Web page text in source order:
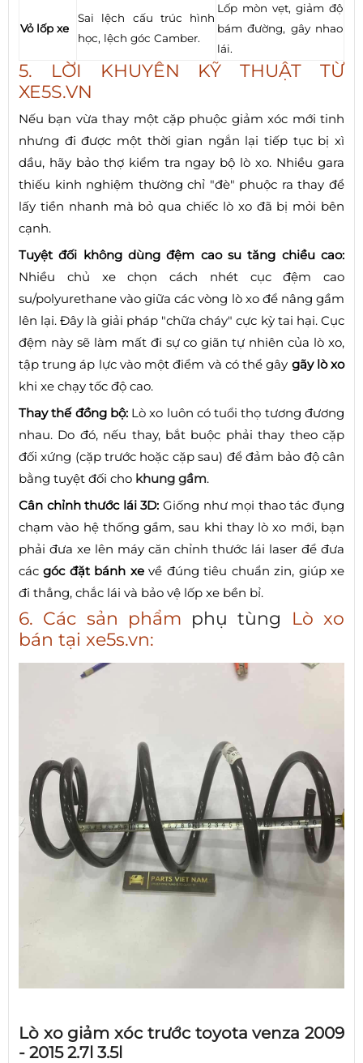
Vỏ lốp xe
Sai lệch cấu trúc hình
học, lệch góc Camber.
Lốp mòn vẹt, giảm độ
bám đường, gây nhao
lái.
5. LỜI KHUYÊN KỸ THUẬT TỪ
XE5S.VN
Nếu bạn vừa thay một cặp phuộc giảm xóc mới tinh
nhưng đi được một thời gian ngắn lại tiếp tục bị xì
dầu, hãy bảo thợ kiểm tra ngay bộ lò xo. Nhiều gara
thiếu kinh nghiệm thường chỉ "đè" phuộc ra thay để
lấy tiền nhanh mà bỏ qua chiếc lò xo đã bị mỏi bên
cạnh.
Tuyệt đối không dùng đệm cao su tăng chiều cao:
Nhiều chủ xe chọn cách nhét cục đệm cao
su/polyurethane vào giữa các vòng lò xo để nâng gầm
lên lại. Đây là giải pháp "chữa cháy" cực kỳ tai hại. Cục
đệm này sẽ làm mất đi sự co giãn tự nhiên của lò xo,
tập trung áp lực vào một điểm và có thể gây gãy lò xo
khi xe chạy tốc độ cao.
Thay thế đồng bộ:Lò xo luôn có tuổi thọ tương đương
nhau. Do đó, nếu thay, bắt buộc phải thay theo cặp
đối xứng (cặp trước hoặc cặp sau) để đảm bảo độ cân
bằng tuyệt đối cho khung gầm.
Cân chỉnh thước lái 3D: Giống như mọi thao tác đụng
chạm vào hệ thống gầm, sau khi thay lò xo mới, bạn
phải đưa xe lên máy căn chỉnh thước lái laser để đưa
cácgóc đặt bánh xevề đúng tiêu chuẩn zin, giúp xe
đi thẳng, chắc lái và bảo vệ lốp xe bền bỉ.
6. Các sản phẩm phụ tùng Lò xo
bán tại xe5s.vn:
Lò xo giảm xóc trước toyota venza 2009
- 2015 2.7l 3.5l